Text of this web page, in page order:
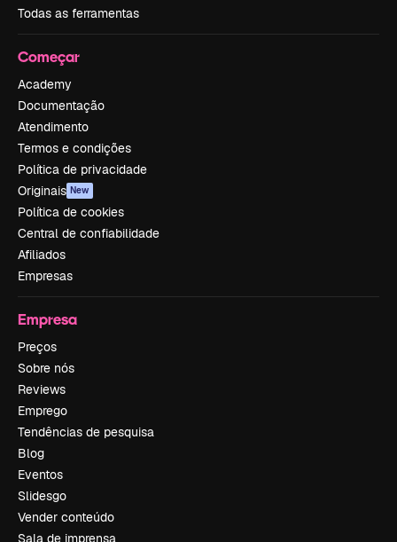
Todas as ferramentas
Começar
Academy
Documentação
Atendimento
Termos e condições
Política de privacidade
Originais New
Política de cookies
Central de confiabilidade
Afiliados
Empresas
Empresa
Preços
Sobre nós
Reviews
Emprego
Tendências de pesquisa
Blog
Eventos
Slidesgo
Vender conteúdo
Sala de imprensa